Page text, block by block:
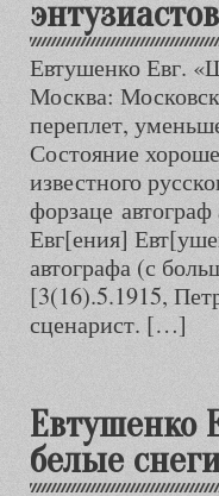
Евтушенко Евг.
Москва:
переплет,
Состояние
известного
форзаце
Евг[ения]
автографа (с
[3(16).5.1915,
сценарист. […]
Евтушенко
белые